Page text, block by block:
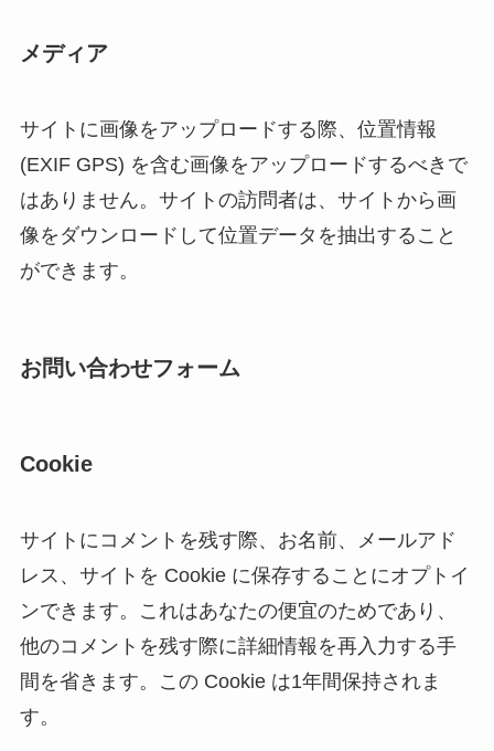
メディア
サイトに画像をアップロードする際、位置情報
(EXIF GPS) を含む画像をアップロードするべきで
はありません。サイトの訪問者は、サイトから画
像をダウンロードして位置データを抽出すること
ができます。
お問い合わせフォーム
Cookie
サイトにコメントを残す際、お名前、メールアド
レス、サイトを Cookie に保存することにオプトイ
ンできます。これはあなたの便宜のためであり、
他のコメントを残す際に詳細情報を再入力する手
間を省きます。この Cookie は1年間保持されま
す。